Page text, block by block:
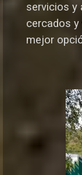
servicios y
cercados
mejor